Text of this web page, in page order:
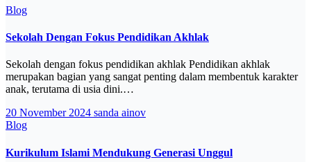
Blog
Sekolah Dengan Fokus Pendidikan Akhlak
Sekolah dengan fokus pendidikan akhlak Pendidikan akhlak
merupakan bagian yang sangat penting dalam membentuk karakter
anak, terutama di usia dini.…
20 November 2024 sanda ainov
Blog
Kurikulum Islami Mendukung Generasi Unggul